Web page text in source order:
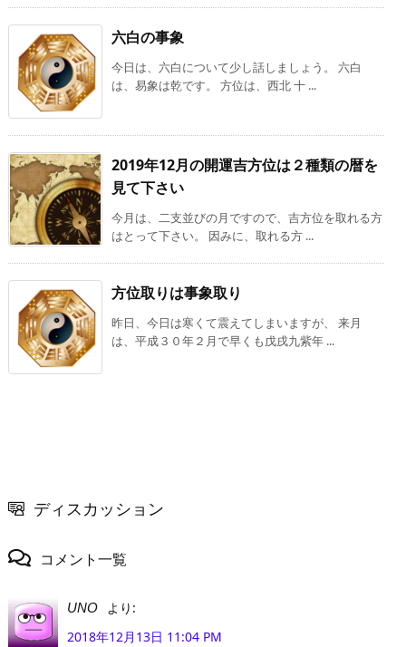
六白の事象
今日は、六白について少し話しましょう。 六白
は、易象は乾です。 方位は、西北 十 ...
2019年12月の開運吉方位は２種類の暦を
見て下さい
今月は、二支並びの月ですので、吉方位を取れる方
はとって下さい。 因みに、取れる方 ...
方位取りは事象取り
昨日、今日は寒くて震えてしまいますが、 来月
は、平成３０年２月で早くも戊戌九紫年 ...
ディスカッション
コメント一覧
UNO
より:
2018年12月13日 11:04 PM